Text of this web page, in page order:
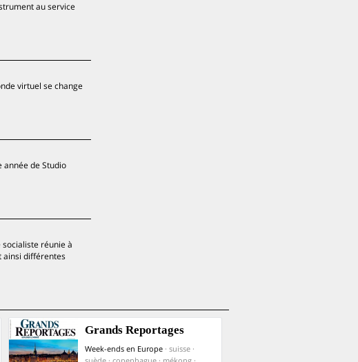
au service
virtuel se change
de Studio
réunie à
ainsi différentes
Grands Reportages
Week-ends en Europe · suisse ·